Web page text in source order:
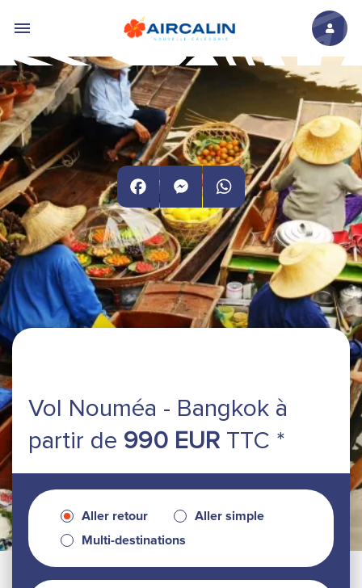
Aller au contenu principal
FacebookMessengerWhatsApp
Vol Nouméa - Bangkok à
partir de 990 EUR TTC *
Aller retour
Aller simple
Multi-destinations